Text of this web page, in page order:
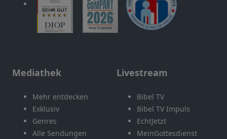
Mediathek
Mehr entdecken
Exklusiv
Genres
Alle Sendungen
Livestream
Bibel TV
Bibel TV Impuls
EchtJetzt
MeinGottesdienst